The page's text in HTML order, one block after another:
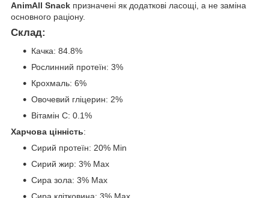
AnimAll Snack призначені як додаткові ласощі, а не заміна
основного раціону.
Склад:
Качка: 84.8%
Рослинний протеїн: 3%
Крохмаль: 6%
Овочевий гліцерин: 2%
Вітамін С: 0.1%
Харчова цінність:
Сирий протеїн: 20% Min
Сирий жир: 3% Max
Сира зола: 3% Max